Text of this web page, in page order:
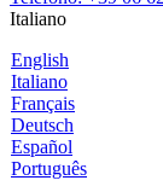
Italiano
English
Italiano
Français
Deutsch
Español
Português